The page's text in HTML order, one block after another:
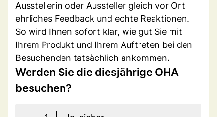
Ausstellerin oder Aussteller gleich vor Ort
ehrliches Feedback und echte Reaktionen.
So wird Ihnen sofort klar, wie gut Sie mit
Ihrem Produkt und Ihrem Auftreten bei den
Besuchenden tatsächlich ankommen.
Werden Sie die diesjährige OHA
besuchen?